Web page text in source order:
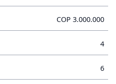
COP 3.000.000
4
6